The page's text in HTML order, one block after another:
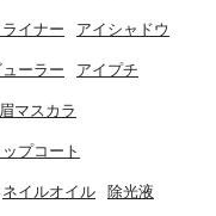
イナー アイシャドウ
ーラー アイプチ
眉マスカラ
プコート
ネイルオイル 除光液